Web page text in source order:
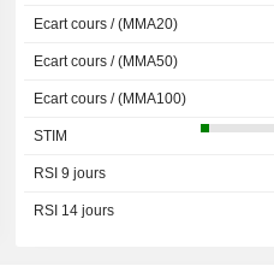
Ecart cours / (MMA20)
Ecart cours / (MMA50)
Ecart cours / (MMA100)
STIM
RSI 9 jours
RSI 14 jours